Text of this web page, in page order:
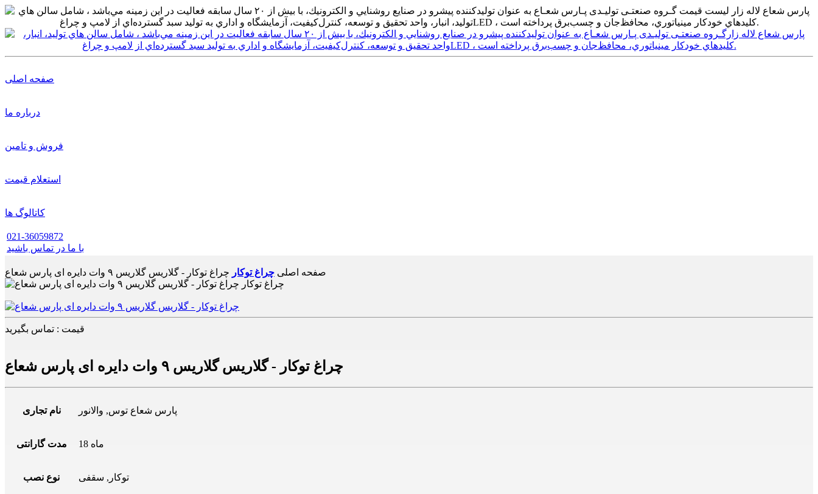
صفحه اصلی
درباره ما
فروش و تامین
استعلام قیمت
کاتالوگ ها
021-36059872
با ما در تماس باشید
صفحه اصلی چراغ توکار چراغ توکار - گلاریس گلاریس ۹ وات دایره ای پارس شعاع
قیمت : تماس بگیرید
چراغ توکار - گلاریس گلاریس ۹ وات دایره ای پارس شعاع
نام تجاری پارس شعاع توس, والانور
مدت گارانتی 18 ماه
نوع نصب توکار , سقفی